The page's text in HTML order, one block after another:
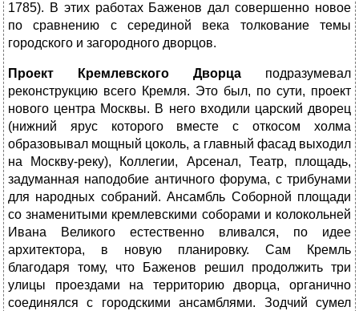
1785). В этих работах Баженов дал совершенно новое
по сравнению с серединой века толкование темы
городского и загородного дворцов.
Проект Кремлевского Дворца подразумевал
реконструкцию всего Кремля. Это был, по сути, проект
нового центра Москвы. В него входили царский дворец
(нижний ярус которого вместе с откосом холма
образовывал мощный цоколь, а главный фасад выходил
на Москву-реку), Коллегии, Арсенал, Театр, площадь,
задуманная наподобие античного форума, с трибунами
для народных собраний. Ансамбль Соборной площади
со знаменитыми кремлевскими соборами и колокольней
Ивана Великого естественно вливался, по идее
архитектора, в новую планировку. Сам Кремль
благодаря тому, что Баженов решил продолжить три
улицы проездами на территорию дворца, органично
соединялся с городскими ансамблями. Зодчий сумел